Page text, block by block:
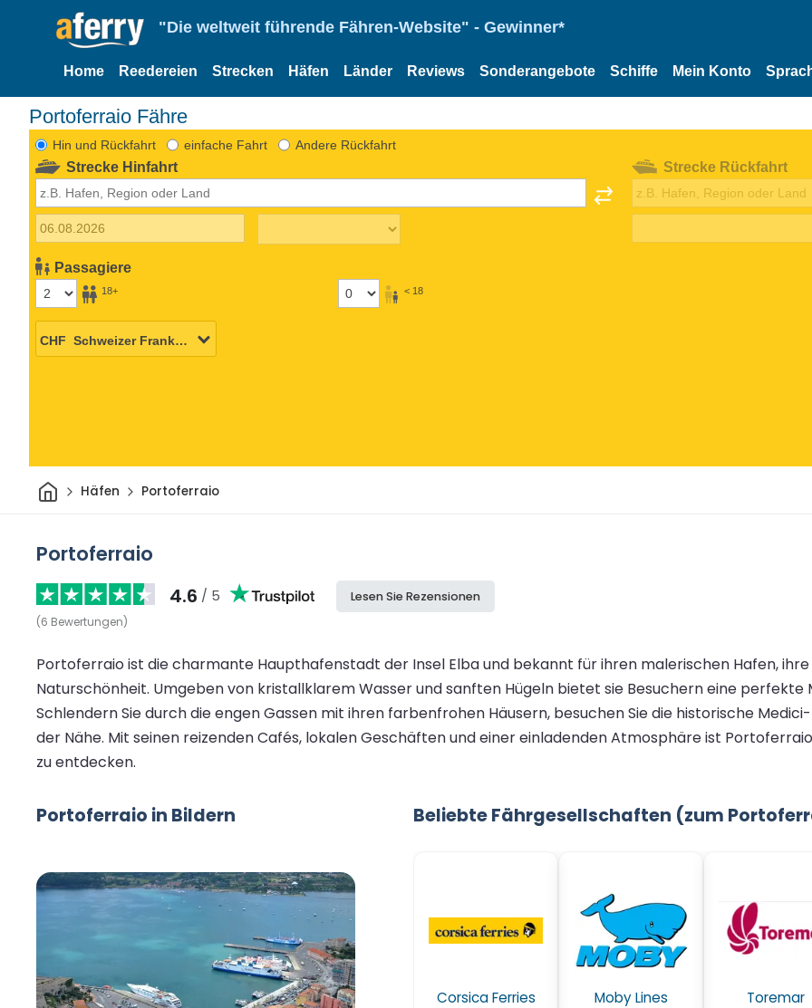
"Die weltweit führende Fähren-Website" - Gewinner*
Home Reedereien Strecken Häfen Länder Reviews Sonderangebote Schiffe Mein Konto
Portoferraio Fähre
Hin und Rückfahrt einfache Fahrt Andere Rückfahrt
Strecke Hinfahrt
Passagiere
18+ < 18
Strecke Rückfahrt
HeimHäfen Portoferraio
Portoferraio
4.6 / 5
(6 Bewertungen)
Lesen Sie Rezensionen
Portoferraio ist die charmante Haupthafenstadt der Insel Elba und bekannt für ihren malerischen Hafen,
Naturschönheit. Umgeben von kristallklarem Wasser und sanften Hügeln bietet sie Besuchern eine perfekte
Schlendern Sie durch die engen Gassen mit ihren farbenfrohen Häusern, besuchen Sie die historische
der Nähe. Mit seinen reizenden Cafés, lokalen Geschäften und einer einladenden Atmosphäre ist
zu entdecken.
Portoferraio in Bildern Beliebte Fährgesellschaften (zum
Corsica Ferries Moby Lines Toremar